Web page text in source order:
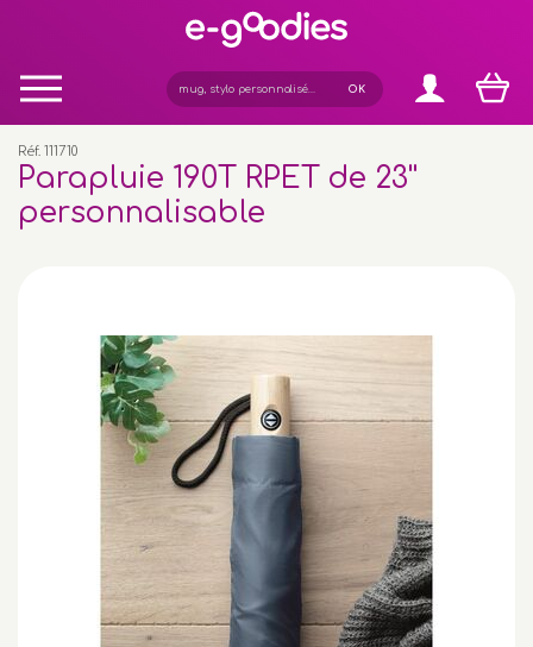
Réf. 111710
Parapluie 190T RPET de 23''
personnalisable